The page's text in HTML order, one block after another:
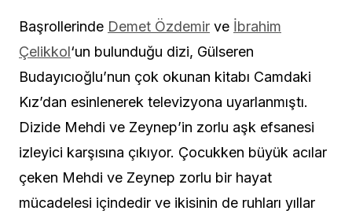
Başrollerinde Demet Özdemir ve İbrahim
Çelikkol‘un bulunduğu dizi, Gülseren
Budayıcıoğlu’nun çok okunan kitabı Camdaki
Kız’dan esinlenerek televizyona uyarlanmıştı.
Dizide Mehdi ve Zeynep’in zorlu aşk efsanesi
izleyici karşısına çıkıyor. Çocukken büyük acılar
çeken Mehdi ve Zeynep zorlu bir hayat
mücadelesi içindedir ve ikisinin de ruhları yıllar